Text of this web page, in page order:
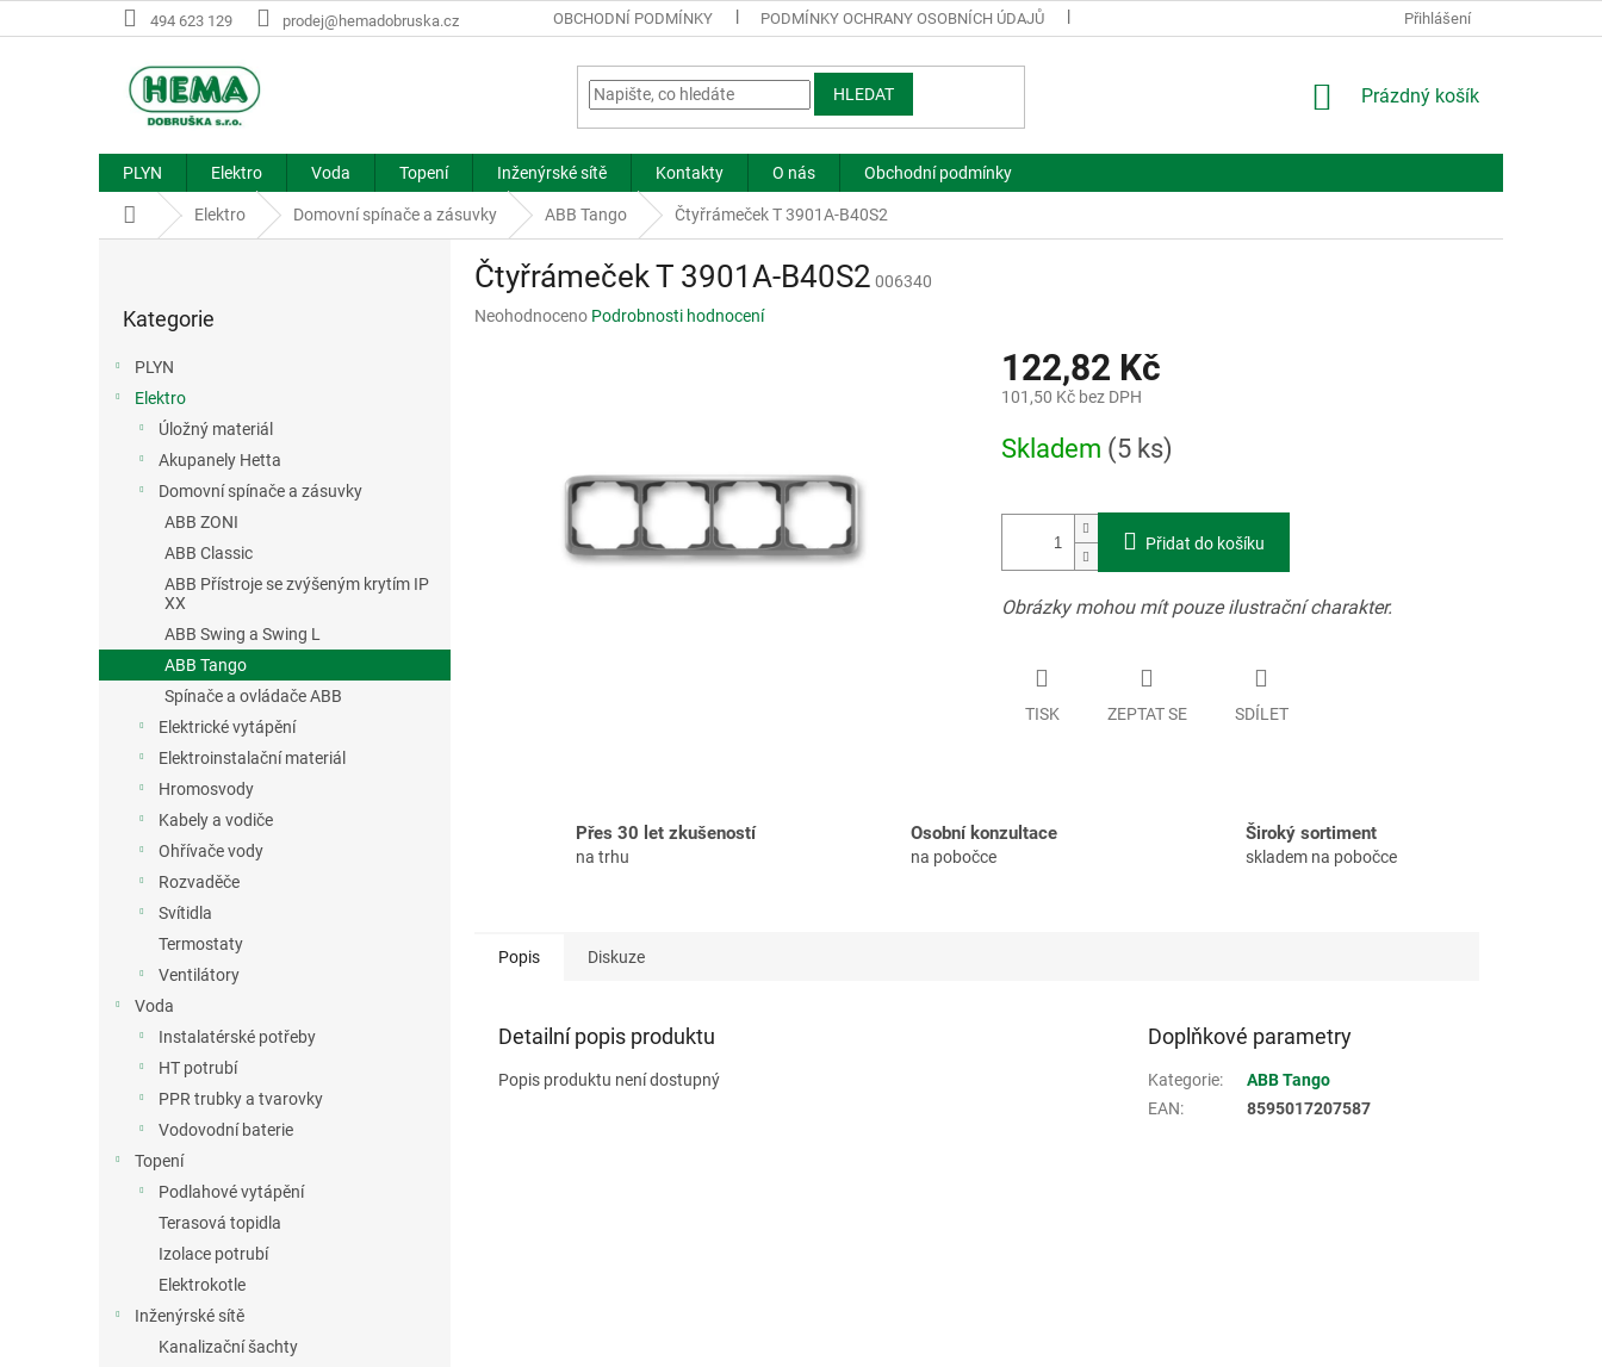
na
494 623 129 prodej@hemadobruska.cz OBCHODNÍ PODMÍNKY PODMÍNKY OCHRANY OSOBNÍCH ÚDAJŮ Přihlášení
HLEDAT
NÁKUPNÍ
Prázdný košík
PLYN Elektro Voda Topení Inženýrské sítě Kontakty O nás Obchodní podmínky
Domů Elektro Domovní spínače a zásuvky ABB Tango Čtyřrámeček T 3901A-B40S2
kategorie
Kategorie
PLYN
Elektro
Úložný materiál
Akupanely Hetta
Domovní spínače a zásuvky
ABB ZONI
ABB Classic
ABB Přístroje se zvýšeným krytím IP
XX
ABB Swing a Swing L
ABB Tango
Spínače a ovládače ABB
Elektrické vytápění
Elektroinstalační materiál
Hromosvody
Kabely a vodiče
Ohřívače vody
Rozvaděče
Svítidla
Termostaty
Ventilátory
Voda
Instalatérské potřeby
HT potrubí
PPR trubky a tvarovky
Vodovodní baterie
Topení
Podlahové vytápění
Terasová topidla
Izolace potrubí
Elektrokotle
Inženýrské sítě
Kanalizační šachty
Čtyřrámeček T 3901A-B40S2 006340
Průměrné
Neohodnoceno Podrobnosti hodnocení
122,82 Kč
101,50 Kč bez DPH
cena:
Skladem (5 ks)
Přidat do košíku
Obrázky mohou mít pouze ilustrační charakter.
TISK ZEPTAT SE SDÍLET
Přes 30 let zkušeností
na trhu
Osobní konzultace
na pobočce
Široký sortiment
skladem na pobočce
Popis Diskuze
Detailní popis produktu
Popis produktu není dostupný
Doplňkové parametry
Kategorie:
ABB Tango
EAN: 8595017207587